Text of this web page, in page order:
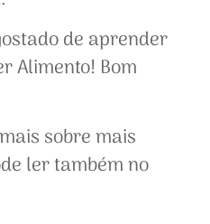
de aprender
Alimento! Bom
sobre mais
ler também no